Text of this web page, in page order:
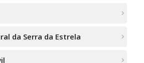
da Serra da Estrela